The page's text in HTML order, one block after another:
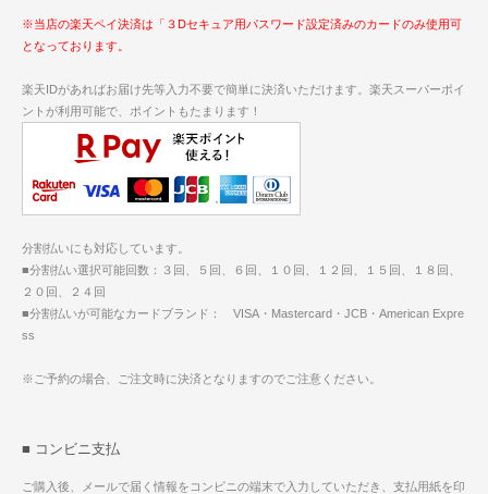
※当店の楽天ペイ決済は「３Dセキュア用パスワード設定済みのカードのみ使用可
となっております。
楽天IDがあればお届け先等入力不要で簡単に決済いただけます。楽天スーパーポイ
ントが利用可能で、ポイントもたまります！
分割払いにも対応しています。
■分割払い選択可能回数：３回、５回、６回、１０回、１２回、１５回、１８回、
２０回、２４回
■分割払いが可能なカードブランド： VISA・Mastercard・JCB・American Expre
ss
※ご予約の場合、ご注文時に決済となりますのでご注意ください。
■ コンビニ支払
ご購入後、メールで届く情報をコンビニの端末で入力していただき、支払用紙を印